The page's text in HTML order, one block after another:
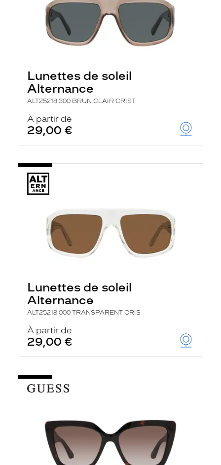
Lunettes de soleil
Alternance
ALT25218 300 BRUN CLAIR CRIST
À partir de
29,00 €
Lunettes de soleil
Alternance
ALT25218 000 TRANSPARENT CRIS
À partir de
29,00 €